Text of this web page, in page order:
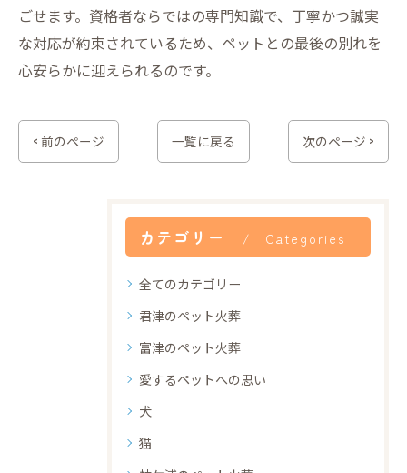
ごせます。資格者ならではの専門知識で、丁寧かつ誠実
な対応が約束されているため、ペットとの最後の別れを
心安らかに迎えられるのです。
< 前のページ 一覧に戻る 次のページ >
カテゴリー Categories
全てのカテゴリー
君津のペット火葬
富津のペット火葬
愛するペットへの思い
犬
猫